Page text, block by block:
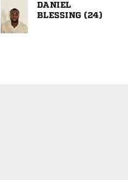

 